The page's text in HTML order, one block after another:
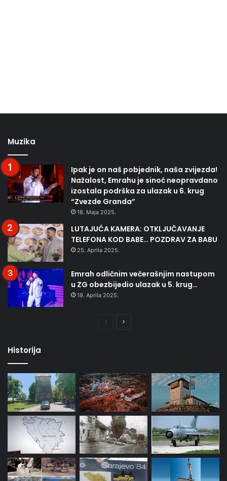
Muzika
Ipak je on naš pobjednik, naša zvijezda!
Nažalost, Emrahu je sinoć neopravdano
izostala podrška za ulazak u 6. krug
“Zvezde Granda”
18. Maja 2025.
LUTAJUĆA KAMERA: OTKLJUČAVANJE
TELEFONA KOD BABE… POZDRAV ZA BABU
25. Aprila 2025.
Emrah odličnim večerašnjim nastupom
u ZG obezbijedio ulazak u 5. krug…
19. Aprila 2025.
PrethodnaNaredna
Historija